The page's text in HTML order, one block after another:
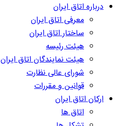
درباره اتاق ایران
معرفی اتاق ایران
ساختار اتاق ایران
هیئت رئیسه
هیئت نمایندگان اتاق ایران
شورای عالی نظارت
قوانین و مقررات
ارکان اتاق ایران
اتاق ها